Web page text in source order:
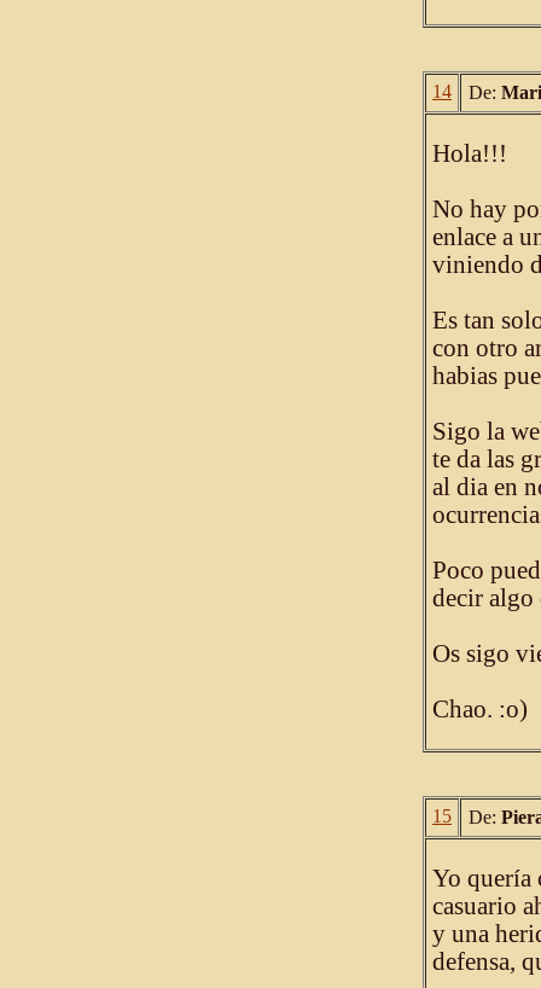
14 De:
Hola!!!
No hay
enlace a
viniendo
Es tan
con otro
habias
Sigo la
te da las
al dia en
Poco
decir algo
Os sigo
Chao. :o)
15 De:
Yo quería
casuario
y una
defensa,